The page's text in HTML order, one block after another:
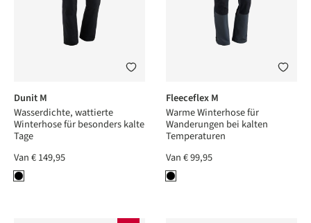
Dunit M
Wasserdichte, wattierte
Winterhose für besonders kalte
Tage
Van€ 149,95
Fleeceflex M
Warme Winterhose für
Wanderungen bei kalten
Temperaturen
Van€ 99,95